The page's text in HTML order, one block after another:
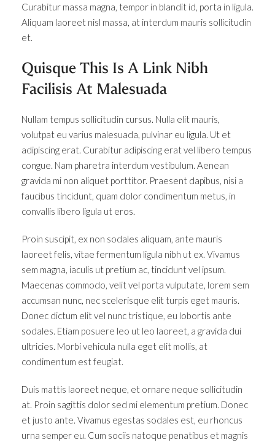
Curabitur massa magna, tempor in blandit id, porta in ligula.
Aliquam laoreet nisl massa, at interdum mauris sollicitudin
et.
Quisque This Is A Link Nibh
Facilisis At Malesuada
Nullam tempus sollicitudin cursus. Nulla elit mauris,
volutpat eu varius malesuada, pulvinar eu ligula. Ut et
adipiscing erat. Curabitur adipiscing erat vel libero tempus
congue. Nam pharetra interdum vestibulum. Aenean
gravida mi non aliquet porttitor. Praesent dapibus, nisi a
faucibus tincidunt, quam dolor condimentum metus, in
convallis libero ligula ut eros.
Proin suscipit, ex non sodales aliquam, ante mauris
laoreet felis, vitae fermentum ligula nibh ut ex. Vivamus
sem magna, iaculis ut pretium ac, tincidunt vel ipsum.
Maecenas commodo, velit vel porta vulputate, lorem sem
accumsan nunc, nec scelerisque elit turpis eget mauris.
Donec dictum elit vel nunc tristique, eu lobortis ante
sodales. Etiam posuere leo ut leo laoreet, a gravida dui
ultricies. Morbi vehicula nulla eget elit mollis, at
condimentum est feugiat.
Duis mattis laoreet neque, et ornare neque sollicitudin
at. Proin sagittis dolor sed mi elementum pretium. Donec
et justo ante. Vivamus egestas sodales est, eu rhoncus
urna semper eu. Cum sociis natoque penatibus et magnis